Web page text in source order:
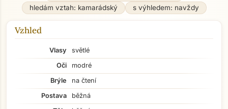
hledám vztah: kamarádský
s výhledem: navždy
Vzhled
Vlasy
světlé
Oči
modré
Brýle
na čtení
Postava
běžná